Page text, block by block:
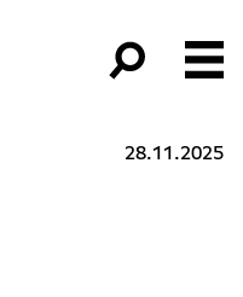
28.11.2025